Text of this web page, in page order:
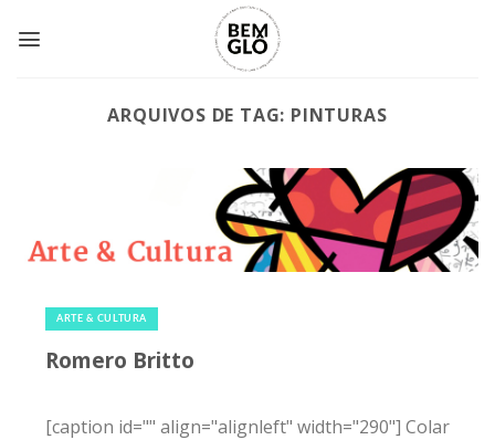
ARQUIVOS DE TAG: PINTURAS
ARTE & CULTURA
Romero Britto
[caption id="" align="alignleft" width="290"] Colar